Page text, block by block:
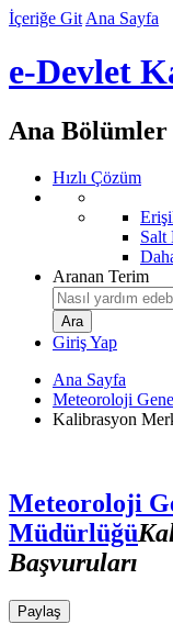
İçeriğe Git Ana Sayfa
e-Devlet
Ana Bölümler
Hızlı Çözüm
Salt
Aranan Terim
Giriş Yap
Ana Sayfa
Meteoroloji
Kalibrasyon
Meteoroloji
Müdürlüğü
Başvuruları
Paylaş